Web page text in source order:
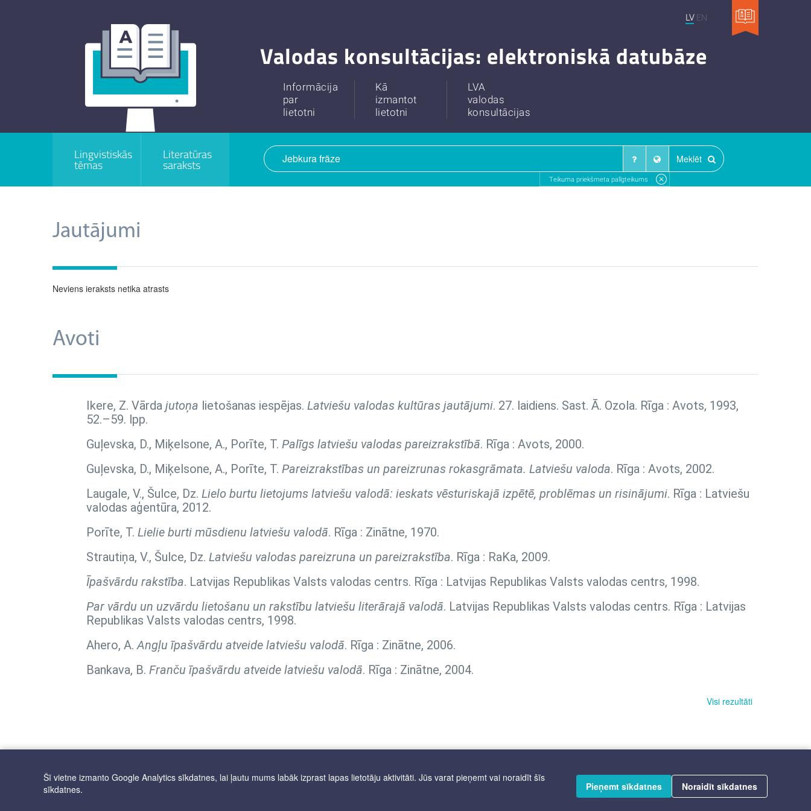
LV EN
Valodas konsultācijas: elektroniskā datubāze
Informācija
par
lietotni
Kā
izmantot
lietotni
LVA
valodas
konsultācijas
Lingvistiskās
tēmas
Literatūras
saraksts Meklēt
Teikuma priekšmeta palīgteikums
Jautājumi
Neviens ieraksts netika atrasts
Avoti
Ikere, Z. Vārda jutoņa lietošanas iespējas. Latviešu valodas kultūras jautājumi. 27. laidiens. Sast. Ā. Ozola. Rīga : Avots, 1993,
52.–59. lpp.
Guļevska, D., Miķelsone, A., Porīte, T. Palīgs latviešu valodas pareizrakstībā. Rīga : Avots, 2000.
Guļevska, D., Miķelsone, A., Porīte, T. Pareizrakstības un pareizrunas rokasgrāmata. Latviešu valoda. Rīga : Avots, 2002.
Laugale, V., Šulce, Dz. Lielo burtu lietojums latviešu valodā: ieskats vēsturiskajā izpētē, problēmas un risinājumi. Rīga : Latviešu
valodas aģentūra, 2012.
Porīte, T. Lielie burti mūsdienu latviešu valodā. Rīga : Zinātne, 1970.
Strautiņa, V., Šulce, Dz. Latviešu valodas pareizruna un pareizrakstība. Rīga : RaKa, 2009.
Īpašvārdu rakstība. Latvijas Republikas Valsts valodas centrs. Rīga : Latvijas Republikas Valsts valodas centrs, 1998.
Par vārdu un uzvārdu lietošanu un rakstību latviešu literārajā valodā. Latvijas Republikas Valsts valodas centrs. Rīga : Latvijas
Republikas Valsts valodas centrs, 1998.
Ahero, A.Angļu īpašvārdu atveide latviešu valodā. Rīga : Zinātne, 2006.
Bankava, B. Franču īpašvārdu atveide latviešu valodā. Rīga : Zinātne, 2004.
Visi rezultāti
Šī vietne izmanto Google Analytics sīkdatnes, lai ļautu mums labāk izprast lapas lietotāju aktivitāti. Jūs varat pieņemt vai noraidīt šīs
sīkdatnes.
Pieņemt sīkdatnes Noraidīt sīkdatnes